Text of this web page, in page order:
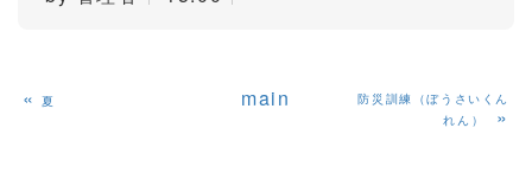
«夏 main
防災訓練（ぼうさいくん
れん）
»